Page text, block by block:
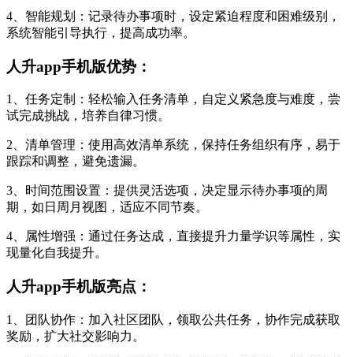
4、智能规划：记录待办事项时，设定紧迫程度和困难级别，
系统智能引导执行，提高成功率。
人升app手机版优势：
1、任务定制：轻松输入任务清单，自定义紧急度与难度，尝
试完成挑战，培养自律习惯。
2、清单管理：使用高效清单系统，保持任务组织有序，易于
跟踪和调整，避免遗漏。
3、时间范围设置：提供灵活选项，决定显示待办事项的周
期，如日周月视图，适应不同节奏。
4、属性增强：通过任务达成，直接提升力量学识等属性，实
现量化自我提升。
人升app手机版亮点：
1、团队协作：加入社区团队，领取公共任务，协作完成获取
奖励，扩大社交影响力。